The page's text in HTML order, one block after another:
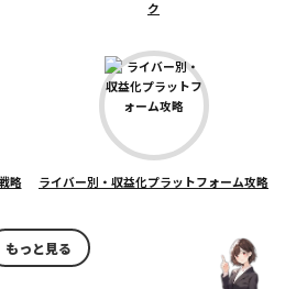
ク
略 ライバー別・収益化プラットフォーム攻略
もっと見る